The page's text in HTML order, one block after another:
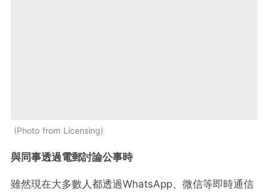
Photo from Licensing
與同事透過電郵討論公事時
雖然現在大多數人都透過WhatsApp、微信等即時通信